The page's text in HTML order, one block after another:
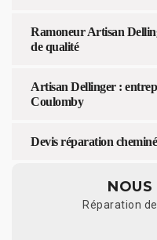
Ramoneur Artisan
de qualité
Artisan Dellinger :
Coulomby
Devis réparation
NOUS
Réparation